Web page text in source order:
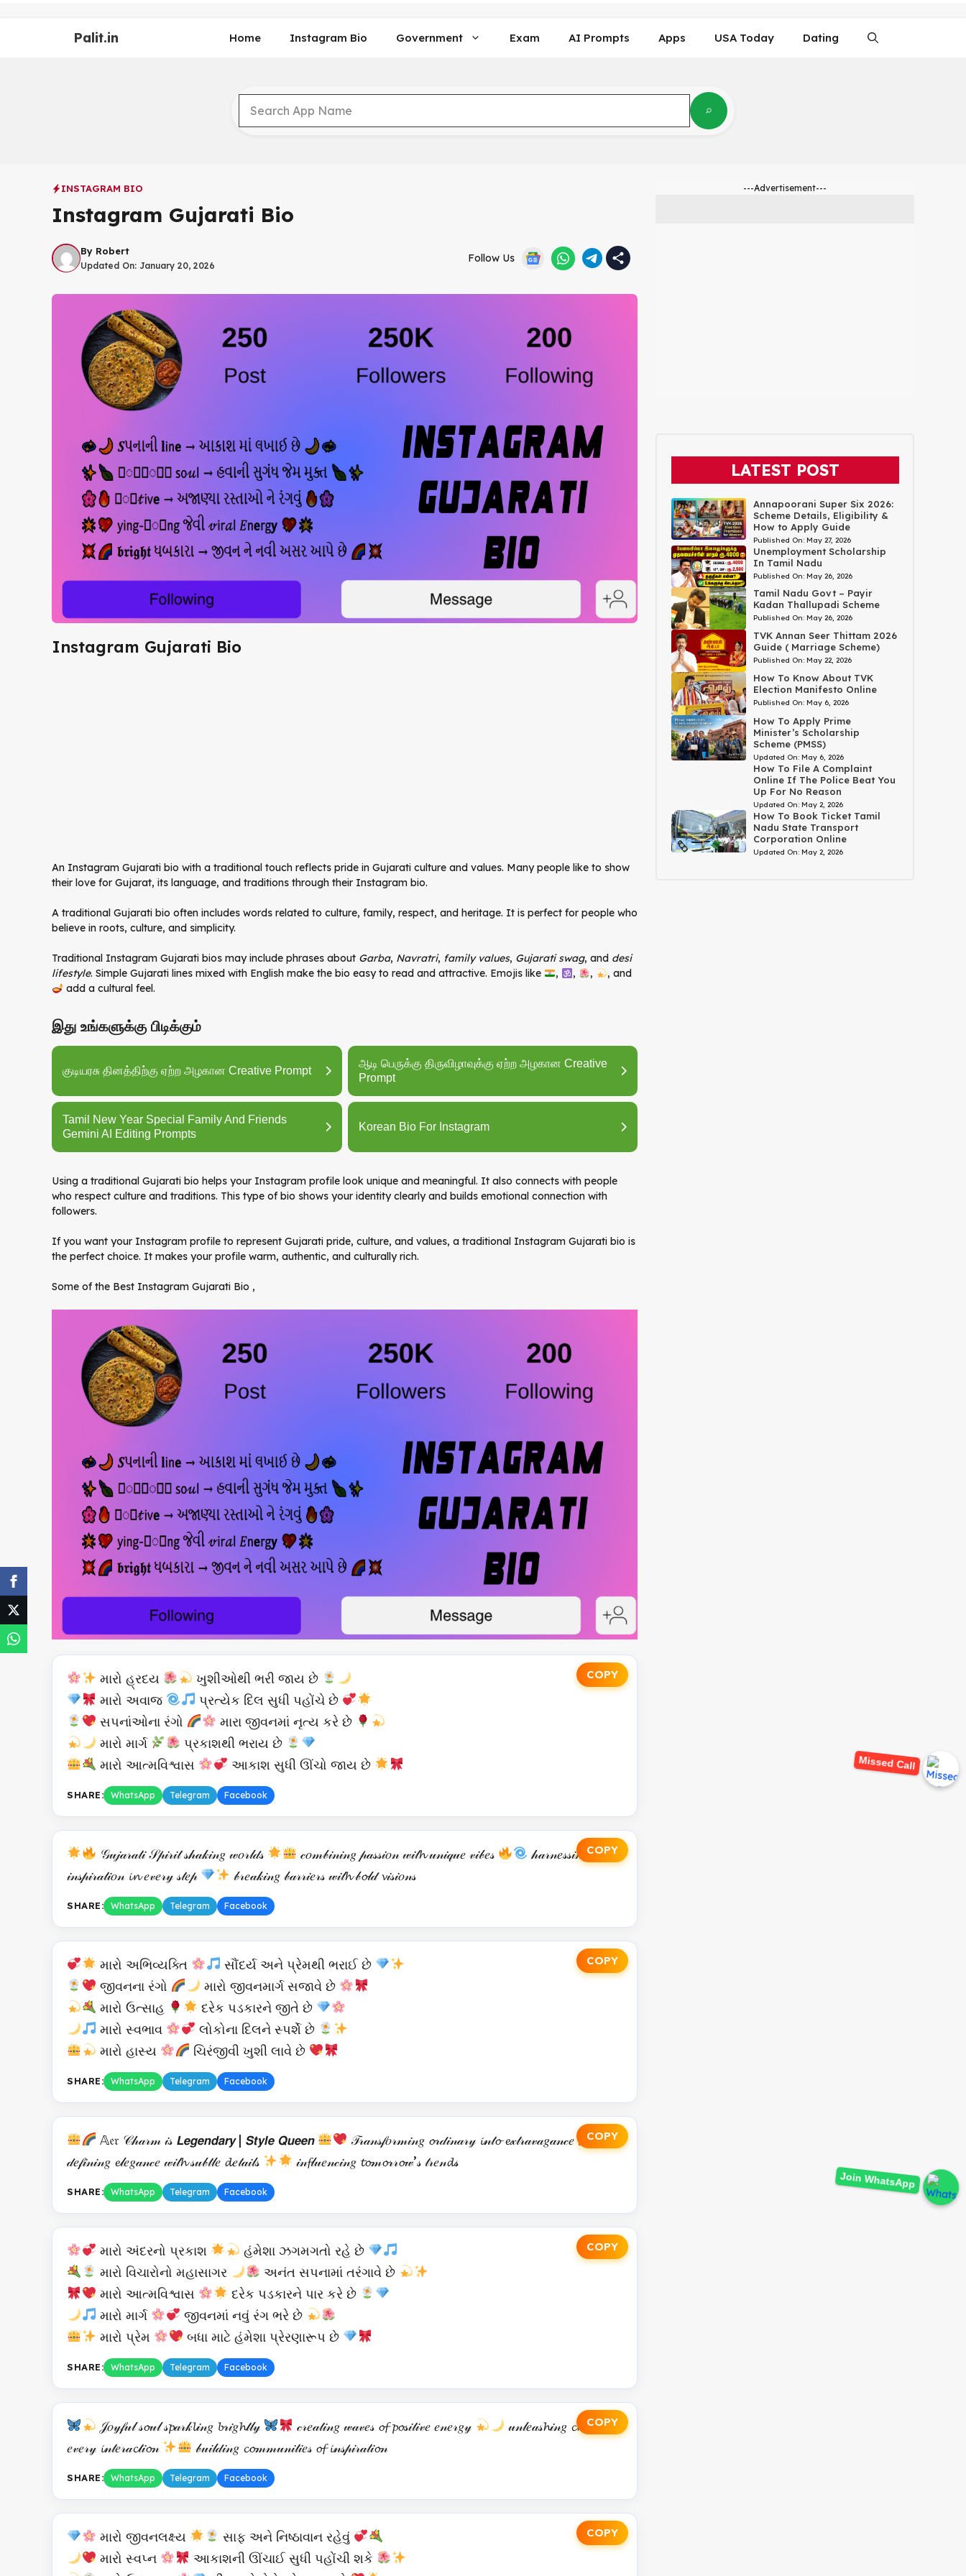
Missed Call
Join WhatsApp
Palit.in Home Instagram Bio Government Exam AI Prompts Apps USA Today Dating
INSTAGRAM BIO
Instagram Gujarati Bio
By Robert
Updated On: January 20, 2026
Follow Us
Instagram Gujarati Bio
An Instagram Gujarati bio with a traditional touch reflects pride in Gujarati culture and values. Many people like to show
their love for Gujarat, its language, and traditions through their Instagram bio.
A traditional Gujarati bio often includes words related to culture, family, respect, and heritage. It is perfect for people who
believe in roots, culture, and simplicity.
Traditional Instagram Gujarati bios may include phrases about Garba, Navratri, family values, Gujarati swag, and desi
lifestyle. Simple Gujarati lines mixed with English make the bio easy to read and attractive. Emojis like , , ,
, and
add a cultural feel.
இது உங்களுக்கு பிடிக்கும்
குடியரசு தினத்திற்கு ஏற்ற அழகான Creative Prompt
ஆடி பெருக்கு திருவிழாவுக்கு ஏற்ற அழகான Creative
Prompt
Tamil New Year Special Family And Friends
Gemini AI Editing Prompts
Korean Bio For Instagram
Using a traditional Gujarati bio helps your Instagram profile look unique and meaningful. It also connects with people
who respect culture and traditions. This type of bio shows your identity clearly and builds emotional connection with
followers.
If you want your Instagram profile to represent Gujarati pride, culture, and values, a traditional Instagram Gujarati bio is
the perfect choice. It makes your profile warm, authentic, and culturally rich.
Some of the Best Instagram Gujarati Bio ,
COPY
મારો હ્રદય
ખુશીઓથી ભરી જાય છે
મારો અવાજ
પ્રત્યેક દિલ સુધી પહોંચે છે
સપનાંઓના રંગો
મારા જીવનમાં નૃત્ય કરે છે
મારો માર્ગ
પ્રકાશથી ભરાય છે
મારો આત્મવિશ્વાસ
આકાશ સુધી ઊંચો જાય છે
SHARE: WhatsApp Telegram Facebook
COPY
𝒢𝓊𝒿𝒶𝓇𝒶𝓉𝒾 𝒮𝓅𝒾𝓇𝒾𝓉 𝓈𝒽𝒶𝓀𝒾𝓃𝑔 𝓌𝑜𝓇𝓁𝒹𝓈 𝒸𝑜𝓂𝒷𝒾𝓃𝒾𝓃𝑔 𝓅𝒶𝓈𝓈𝒾𝑜𝓃 𝓌𝒾𝓉𝓱 𝓊𝓃𝒾𝓆𝓊𝑒 𝓋𝒾𝒷𝑒𝓈
𝒽𝒶𝓇𝓃𝑒𝓈𝓈𝒾𝓃𝑔
𝒾𝓃𝓈𝓅𝒾𝓇𝒶𝓉𝒾𝑜𝓃 𝓲𝓷 𝑒𝓋𝑒𝓇𝓎 𝓈𝓉𝑒𝓅
𝒷𝓇𝑒𝒶𝓀𝒾𝓃𝑔 𝒷𝒶𝓇𝓇𝒾𝑒𝓇𝓈 𝓌𝒾𝓉𝓱 𝒷𝓸𝓁𝒹 𝓿𝒾𝓈𝒾𝑜𝓃𝓈
SHARE: WhatsApp Telegram Facebook
COPY
મારો અભિવ્યક્તિ
સૌંદર્ય અને પ્રેમથી ભરાઈ છે
જીવનના રંગો
મારો જીવનમાર્ગ સજાવે છે
મારો ઉત્સાહ
દરેક પડકારને જીતે છે
મારો સ્વભાવ
લોકોના દિલને સ્પર્શે છે
મારો હાસ્ય
ચિરંજીવી ખુશી લાવે છે
SHARE: WhatsApp Telegram Facebook
COPY
𝔸𝔢𝔯 𝒞𝒽𝒶𝓇𝓂 𝒾𝓈 𝙇𝙚𝙜𝙚𝙣𝙙𝙖𝙧𝙮 | 𝙎𝙩𝙮𝙡𝙚 𝙌𝙪𝙚𝙚𝙣
𝒯𝓇𝒶𝓃𝓈𝒻𝑜𝓇𝓂𝒾𝓃𝑔 𝓸𝓇𝒹𝒾𝓃𝒶𝓇𝓎 𝓲𝓃𝓉𝓸 𝓮𝓍𝓉𝓇𝒶𝓋𝒶𝑔𝒶𝓃𝒸𝑒
𝒹𝑒𝒻𝒾𝓃𝒾𝓃𝑔 𝓮𝓁𝑒𝑔𝒶𝓃𝒸𝑒 𝓌𝒾𝓉𝓱 𝓈𝓊𝒷𝓉𝓁𝑒 𝓭𝑒𝓉𝒶𝒾𝓁𝓈
𝒾𝓃𝓯𝓁𝓊𝑒𝓃𝒸𝒾𝓃𝑔 𝓽𝓸𝓂𝓸𝓇𝓇𝓸𝓌’𝓈 𝓉𝓇𝑒𝓃𝓭𝓈
SHARE: WhatsApp Telegram Facebook
COPY
મારો અંદરનો પ્રકાશ
હંમેશા ઝગમગતો રહે છે
મારો વિચારોનો મહાસાગર
અનંત સપનામાં તરંગાવે છે
મારો આત્મવિશ્વાસ
દરેક પડકારને પાર કરે છે
મારો માર્ગ
જીવનમાં નવું રંગ ભરે છે
મારો પ્રેમ
બધા માટે હંમેશા પ્રેરણારૂપ છે
SHARE: WhatsApp Telegram Facebook
COPY
𝒥𝑜𝓎𝒻𝓊𝓁 𝓈𝓸𝓊𝓁 𝓈𝓹𝒶𝓇𝓀𝓵𝒾𝓃𝑔 𝓫𝓇𝒾𝑔𝓱𝓉𝓁𝓎 𝒸𝓇𝑒𝒶𝓉𝒾𝓃𝑔 𝓌𝒶𝓋𝑒𝓈 𝓸𝓯 𝓹𝓸𝓈𝒾𝓉𝒾𝓋𝑒 𝑒𝓃𝑒𝓇𝑔𝓎
𝓊𝓃𝓁𝑒𝒶𝓈𝓱𝒾𝓃𝑔 𝓬𝓱𝒶𝓇𝓂 𝓲𝓃
𝑒𝓋𝑒𝓇𝓎 𝓲𝓃𝓉𝑒𝓇𝒶𝓬𝓉𝒾𝓸𝓃
𝒷𝓊𝒾𝓁𝒹𝒾𝓃𝑔 𝓬𝓸𝓂𝓂𝓊𝓃𝒾𝓉𝒾𝑒𝓈 𝓸𝓯 𝓲𝓃𝓈𝓅𝒾𝓇𝒶𝓉𝒾𝓸𝓃
SHARE: WhatsApp Telegram Facebook
COPY
મારો જીવનલક્ષ્ય
સાફ અને નિષ્ઠાવાન રહેવું
મારો સ્વપ્ન
આકાશની ઊંચાઈ સુધી પહોંચી શકે
---Advertisement---
LATEST POST
Annapoorani Super Six 2026:
Scheme Details, Eligibility &
How to Apply Guide
Published On: May 27, 2026
Unemployment Scholarship
In Tamil Nadu
Published On: May 26, 2026
Tamil Nadu Govt – Payir
Kadan Thallupadi Scheme
Published On: May 26, 2026
TVK Annan Seer Thittam 2026
Guide ( Marriage Scheme)
Published On: May 22, 2026
How To Know About TVK
Election Manifesto Online
Published On: May 6, 2026
How To Apply Prime
Minister’s Scholarship
Scheme (PMSS)
Updated On: May 6, 2026
How To File A Complaint
Online If The Police Beat You
Up For No Reason
Updated On: May 2, 2026
How To Book Ticket Tamil
Nadu State Transport
Corporation Online
Updated On: May 2, 2026